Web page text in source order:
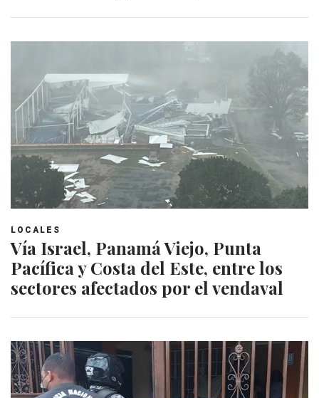
LOCALES
Vía Israel, Panamá Viejo, Punta
Pacífica y Costa del Este, entre los
sectores afectados por el vendaval